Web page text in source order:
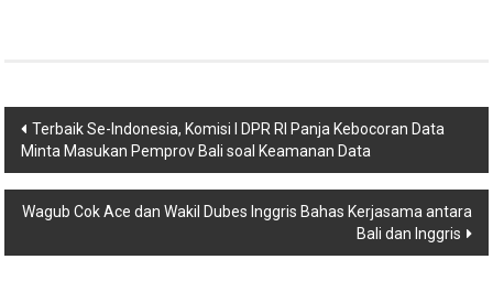
Navigasi
pos
Terbaik Se-Indonesia, Komisi I DPR RI Panja Kebocoran Data
Minta Masukan Pemprov Bali soal Keamanan Data
Wagub Cok Ace dan Wakil Dubes Inggris Bahas Kerjasama antara
Bali dan Inggris